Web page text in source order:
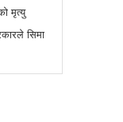
मृत्यु
सिमा